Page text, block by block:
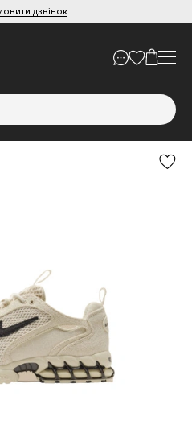
дзвінок